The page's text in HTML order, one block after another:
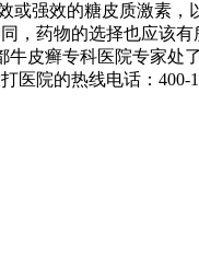
强效的糖皮质激素
，药物的选择也应该
牛皮癣专科医院专家
院的热线电话：400-